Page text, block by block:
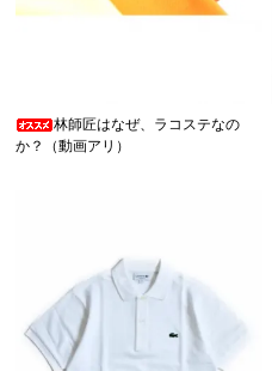
林師匠はなぜ、ラコステなの
か？（動画アリ）